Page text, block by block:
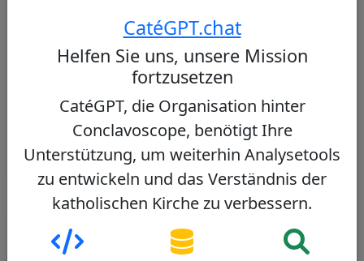
Expertise und sein ökumenisches
Engagement, mit einer gemäßigt
konservativen Lehrposition.
Profil ansehen
Konsistorium
CatéGPT.chat
Helfen Sie uns, unsere Mission
fortzusetzen
CatéGPT, die Organisation hinter
Conclavoscope, benötigt Ihre
Unterstützung, um weiterhin Analysetools
zu entwickeln und das Verständnis der
katholischen Kirche zu verbessern.